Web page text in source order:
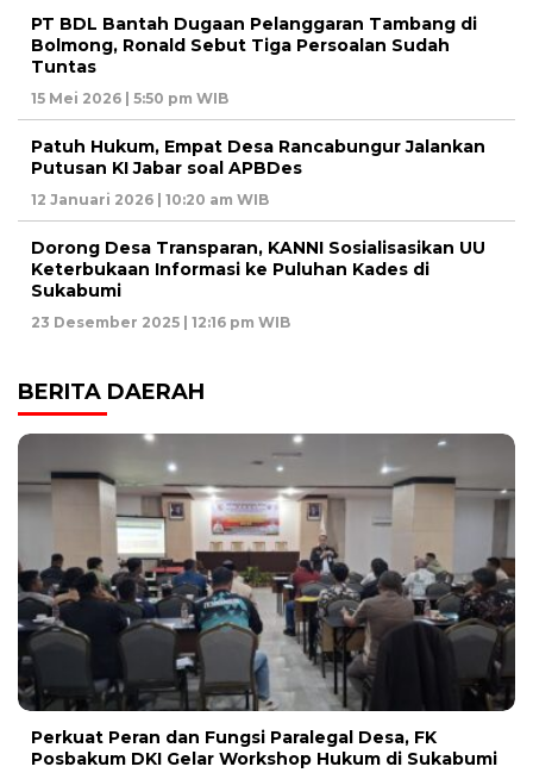
PT BDL Bantah Dugaan Pelanggaran Tambang di
Bolmong, Ronald Sebut Tiga Persoalan Sudah
Tuntas
15 Mei 2026 | 5:50 pm WIB
Patuh Hukum, Empat Desa Rancabungur Jalankan
Putusan KI Jabar soal APBDes
12 Januari 2026 | 10:20 am WIB
Dorong Desa Transparan, KANNI Sosialisasikan UU
Keterbukaan Informasi ke Puluhan Kades di
Sukabumi
23 Desember 2025 | 12:16 pm WIB
BERITA DAERAH
Perkuat Peran dan Fungsi Paralegal Desa, FK
Posbakum DKI Gelar Workshop Hukum di Sukabumi